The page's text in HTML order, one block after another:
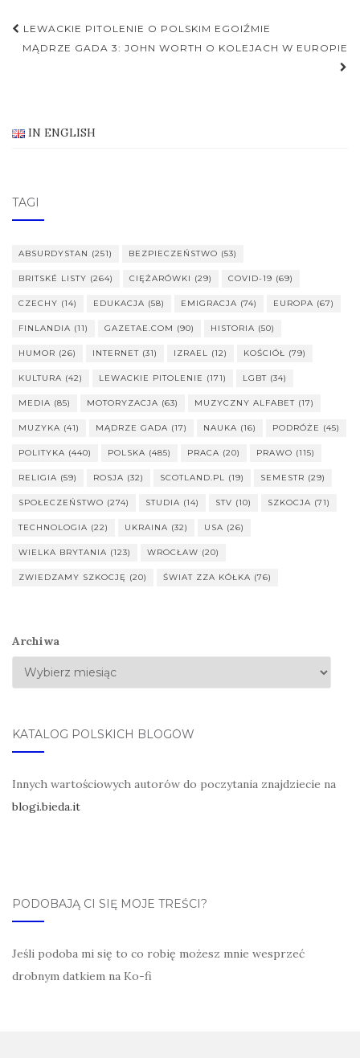
Nawigacja
postu
LEWACKIE PITOLENIE O POLSKIM EGOIŹMIE
MĄDRZE GADA 3: JOHN WORTH O KOLEJACH W EUROPIE
IN ENGLISH
TAGI
ABSURDYSTAN (251) BEZPIECZEŃSTWO (53)
BRITSKÉ LISTY (264) CIĘŻARÓWKI (29) COVID-19 (69)
CZECHY (14) EDUKACJA (58) EMIGRACJA (74) EUROPA (67)
FINLANDIA (11) GAZETAE.COM (90) HISTORIA (50)
HUMOR (26) INTERNET (31) IZRAEL (12) KOŚCIÓŁ (79)
KULTURA (42) LEWACKIE PITOLENIE (171) LGBT (34)
MEDIA (85) MOTORYZACJA (63) MUZYCZNY ALFABET (17)
MUZYKA (41) MĄDRZE GADA (17) NAUKA (16) PODRÓŻE (45)
POLITYKA (440) POLSKA (485) PRACA (20) PRAWO (115)
RELIGIA (59) ROSJA (32) SCOTLAND.PL (19) SEMESTR (29)
SPOŁECZEŃSTWO (274) STUDIA (14) STV (10) SZKOCJA (71)
TECHNOLOGIA (22) UKRAINA (32) USA (26)
WIELKA BRYTANIA (123) WROCŁAW (20)
ZWIEDZAMY SZKOCJĘ (20) ŚWIAT ZZA KÓŁKA (76)
Archiwa
KATALOG POLSKICH BLOGÓW
Innych wartościowych autorów do poczytania znajdziecie na
blogi.bieda.it
PODOBAJĄ CI SIĘ MOJE TREŚCI?
Jeśli podoba mi się to co robię możesz mnie wesprzeć
drobnym datkiem na Ko-fi